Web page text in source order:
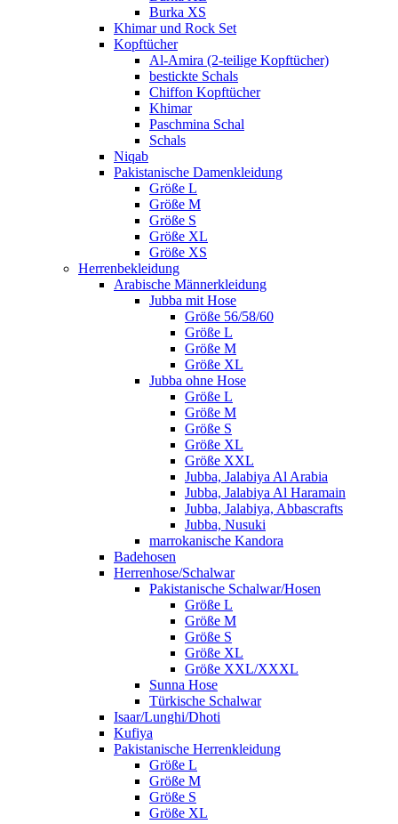
Burka XS
Khimar und Rock Set
Kopftücher
Al-Amira (2-teilige Kopftücher)
bestickte Schals
Chiffon Kopftücher
Khimar
Paschmina Schal
Schals
Niqab
Pakistanische Damenkleidung
Größe L
Größe M
Größe S
Größe XL
Größe XS
Herrenbekleidung
Arabische Männerkleidung
Jubba mit Hose
Größe 56/58/60
Größe L
Größe M
Größe XL
Jubba ohne Hose
Größe L
Größe M
Größe S
Größe XL
Größe XXL
Jubba, Jalabiya Al Arabia
Jubba, Jalabiya Al Haramain
Jubba, Jalabiya, Abbascrafts
Jubba, Nusuki
marrokanische Kandora
Badehosen
Herrenhose/Schalwar
Pakistanische Schalwar/Hosen
Größe L
Größe M
Größe S
Größe XL
Größe XXL/XXXL
Sunna Hose
Türkische Schalwar
Isaar/Lunghi/Dhoti
Kufiya
Pakistanische Herrenkleidung
Größe L
Größe M
Größe S
Größe XL